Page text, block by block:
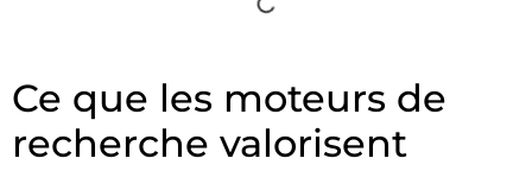
Ce que les moteurs de
recherche valorisent